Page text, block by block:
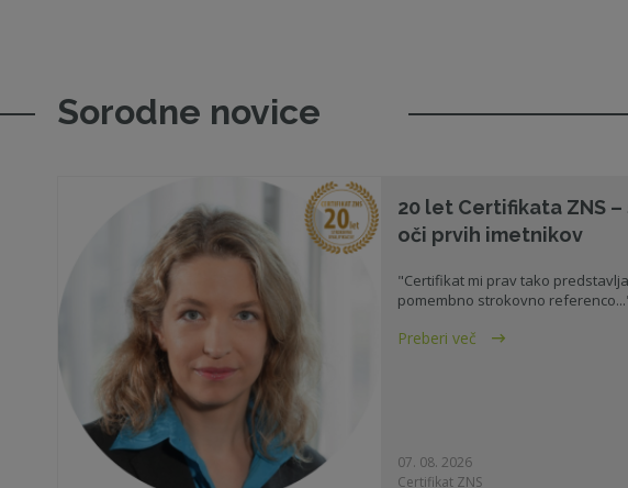
Sorodne novice
20 let Certifikata ZNS –
oči prvih imetnikov
"Certifikat mi prav tako predstavlja
pomembno strokovno
Preberi več
07. 08. 2026
Certifikat ZNS